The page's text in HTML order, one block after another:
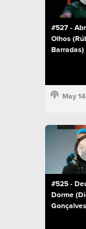
#527 -
Olhos
Barradas)
May
#525 -
Dorme